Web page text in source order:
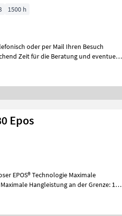
1500 h
oder per Mail Ihren Besuch
Epos
Technologie Maximale
Hangleistung an der Grenze: 11 °